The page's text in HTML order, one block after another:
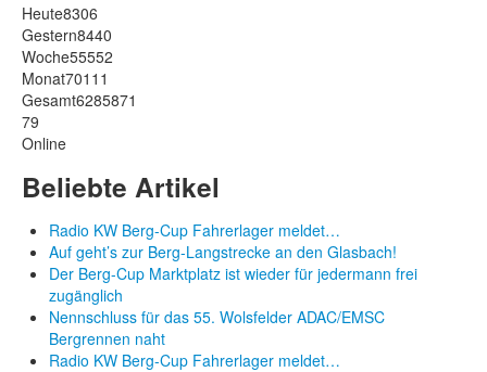
Heute8306
Gestern8440
Woche55552
Monat70111
Gesamt6285871
79
Online
Beliebte Artikel
Radio KW Berg-Cup Fahrerlager meldet…
Auf geht’s zur Berg-Langstrecke an den Glasbach!
Der Berg-Cup Marktplatz ist wieder für jedermann frei
zugänglich
Nennschluss für das 55. Wolsfelder ADAC/EMSC
Bergrennen naht
Radio KW Berg-Cup Fahrerlager meldet…